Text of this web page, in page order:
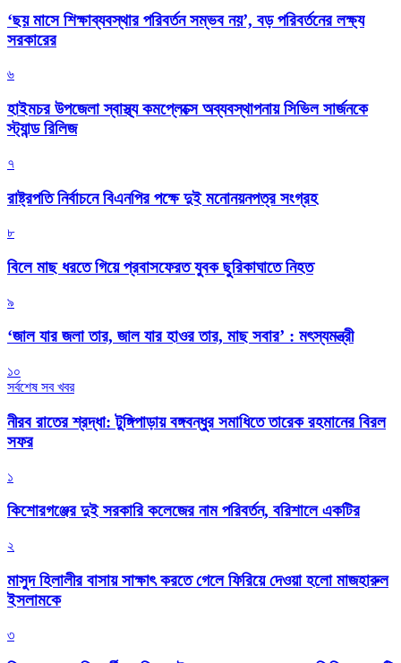
‘ছয় মাসে শিক্ষাব্যবস্থার পরিবর্তন সম্ভব নয়’, বড় পরিবর্তনের লক্ষ্য
সরকারের
৬
হাইমচর উপজেলা স্বাস্থ্য কমপ্লেক্সে অব্যবস্থাপনায় সিভিল সার্জনকে
স্ট্যান্ড রিলিজ
৭
রাষ্ট্রপতি নির্বাচনে বিএনপির পক্ষে দুই মনোনয়নপত্র সংগ্রহ
৮
বিলে মাছ ধরতে গিয়ে প্রবাসফেরত যুবক ছুরিকাঘাতে নিহত
৯
‘জাল যার জলা তার, জাল যার হাওর তার, মাছ সবার’ : মৎস্যমন্ত্রী
১০
সর্বশেষ সব খবর
নীরব রাতের শ্রদ্ধা: টুঙ্গিপাড়ায় বঙ্গবন্ধুর সমাধিতে তারেক রহমানের বিরল
সফর
১
কিশোরগঞ্জের দুই সরকারি কলেজের নাম পরিবর্তন, বরিশালে একটির
২
মাসুদ হিলালীর বাসায় সাক্ষাৎ করতে গেলে ফিরিয়ে দেওয়া হলো মাজহারুল
ইসলামকে
৩